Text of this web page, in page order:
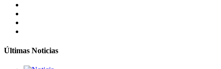
Últimas Noticias